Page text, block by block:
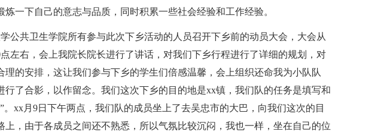
一下自己的意志与品质，同时积累一些社会经验和工作经验。
共卫生学院所有参与此次下乡活动的人员召开下乡前的动员大会，大会从
左右，会上我院长院长进行了讲话，对我们下乡行程进行了详细的规划，对
理的安排，这让我们参与下乡的学生们倍感温馨，会上组织还命我为小队队
行了合影，以作留念。我们这次下乡的目的地是xx镇，我们队的任务是填写和
。xx月9日下午两点，我们队的成员坐上了去吴忠市的大巴，向我们这次的目
，由于各成员之间还不熟悉，所以气氛比较沉闷，我也一样，坐在自己的位